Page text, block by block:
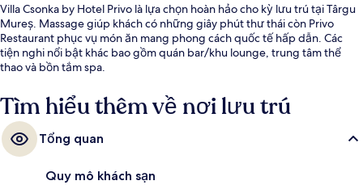
Villa Csonka by Hotel Privo là lựa chọn hoàn hảo cho kỳ lưu trú tại Târgu
Mureș. Massage giúp khách có những giây phút thư thái còn Privo
Restaurant phục vụ món ăn mang phong cách quốc tế hấp dẫn. Các
tiện nghi nổi bật khác bao gồm quán bar/khu lounge, trung tâm thể
thao và bồn tắm spa.
Tìm hiểu thêm về nơi lưu trú
Tổng quan
Quy mô khách sạn